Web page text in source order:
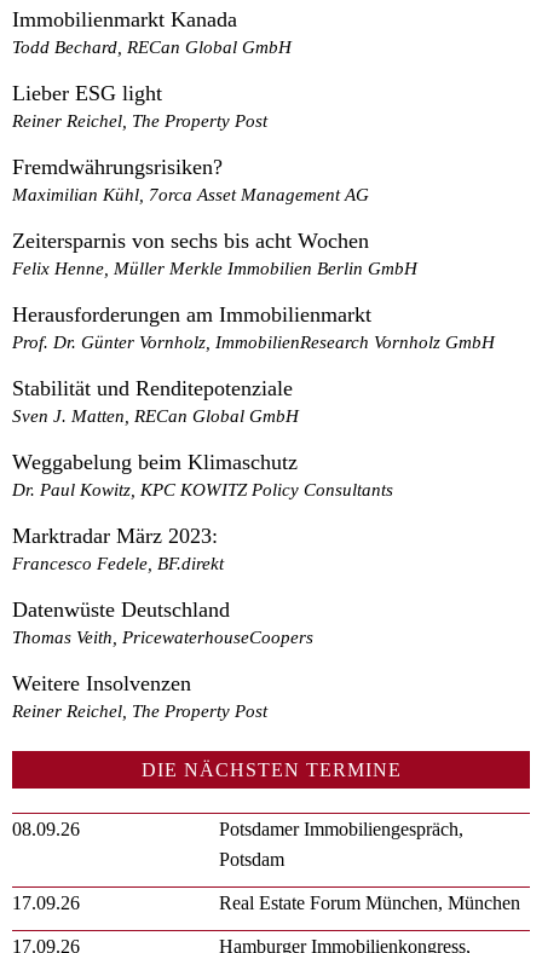
Immobilienmarkt Kanada
Todd Bechard, RECan Global GmbH
Lieber ESG light
Reiner Reichel, The Property Post
Fremdwährungsrisiken?
Maximilian Kühl, 7orca Asset Management AG
Zeitersparnis von sechs bis acht Wochen
Felix Henne, Müller Merkle Immobilien Berlin GmbH
Herausforderungen am Immobilienmarkt
Prof. Dr. Günter Vornholz, ImmobilienResearch Vornholz GmbH
Stabilität und Renditepotenziale
Sven J. Matten, RECan Global GmbH
Weggabelung beim Klimaschutz
Dr. Paul Kowitz, KPC KOWITZ Policy Consultants
Marktradar März 2023:
Francesco Fedele, BF.direkt
Datenwüste Deutschland
Thomas Veith, PricewaterhouseCoopers
Weitere Insolvenzen
Reiner Reichel, The Property Post
DIE NÄCHSTEN TERMINE
08.09.26
Potsdamer Immobiliengespräch,
Potsdam
17.09.26 Real Estate Forum München, München
17.09.26 Hamburger Immobilienkongress,